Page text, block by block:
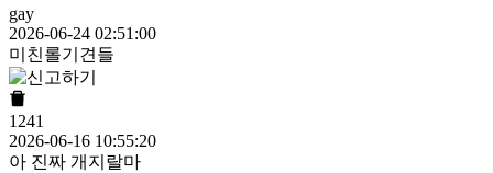
gay
2026-06-24 02:51:00
미친롤기견들
1241
2026-06-16 10:55:20
아 진짜 개지랄마